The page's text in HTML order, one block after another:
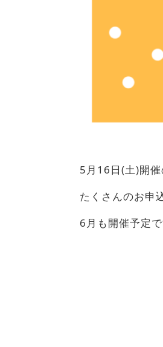
5月16日(土)開催
たくさんのお申
6月も開催予定